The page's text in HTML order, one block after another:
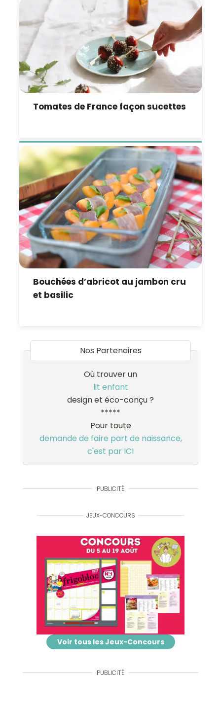
Tomates de France façon sucettes
Bouchées d’abricot au jambon cru
et basilic
Nos Partenaires
Où trouver un
lit enfant
design et éco-conçu ?
*****
Pour toute
demande de faire part de naissance,
c'est par ICI
PUBLICITÉ
JEUX-CONCOURS
Voir tous les Jeux-Concours
PUBLICITÉ